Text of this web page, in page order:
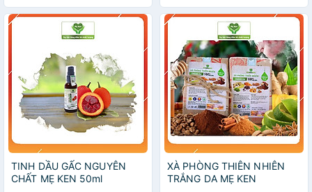
TINH DẦU GẤC NGUYÊN
CHẤT MẸ KEN 50ml
XÀ PHÒNG THIÊN NHIÊN
TRẮNG DA MẸ KEN